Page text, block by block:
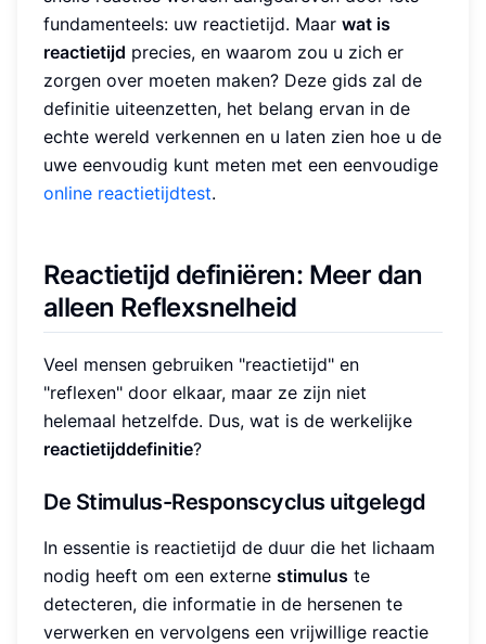
fundamenteels: uw reactietijd. Maar wat is
reactietijd precies, en waarom zou u zich er
zorgen over moeten maken? Deze gids zal de
definitie uiteenzetten, het belang ervan in de
echte wereld verkennen en u laten zien hoe u de
uwe eenvoudig kunt meten met een eenvoudige
online reactietijdtest.
Reactietijd definiëren: Meer dan
alleen Reflexsnelheid
Veel mensen gebruiken "reactietijd" en
"reflexen" door elkaar, maar ze zijn niet
helemaal hetzelfde. Dus, wat is de werkelijke
reactietijddefinitie?
De Stimulus-Responscyclus uitgelegd
In essentie is reactietijd de duur die het lichaam
nodig heeft om een externe stimulus te
detecteren, die informatie in de hersenen te
verwerken en vervolgens een vrijwillige reactie